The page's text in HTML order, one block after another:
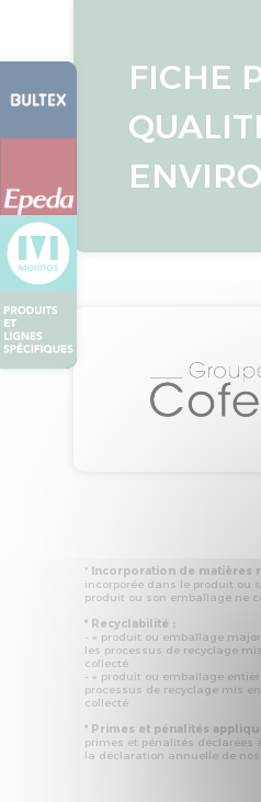
FICHE
* Incorporation de matières
incorporée dans le produit ou
produit ou son emballage ne
* Recyclabilité :
- « produit ou emballage
les processus de recyclage
collecté
- « produit ou emballage
processus de recyclage mis
collecté
* Primes et pénalités
primes et pénalités déclarées à
la déclaration annuelle de nos